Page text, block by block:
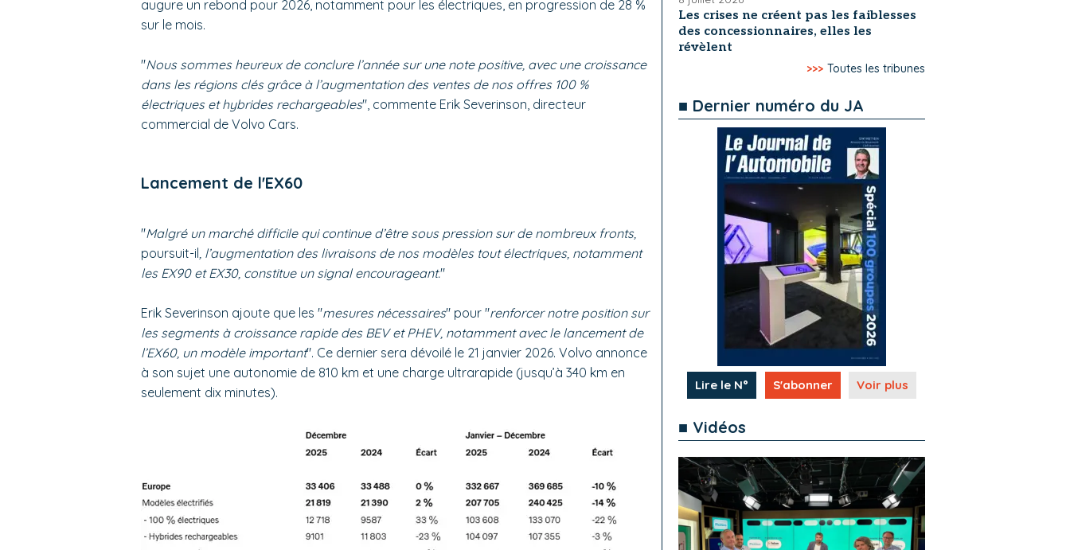
augure un rebond pour 2026, notamment pour les électriques, en progression de 28 %
sur le mois.
"Nous sommes heureux de conclure l’année sur une note positive, avec une croissance
dans les régions clés grâce à l’augmentation des ventes de nos offres 100 %
électriques et hybrides rechargeables", commente Erik Severinson, directeur
commercial de Volvo Cars.
Lancement de l'EX60
"Malgré un marché difficile qui continue d’être sous pression sur de nombreux fronts,
poursuit-il, l’augmentation des livraisons de nos modèles tout électriques, notamment
les EX90 et EX30, constitue un signal encourageant."
Erik Severinson ajoute que les "mesures nécessaires" pour "renforcer notre position sur
les segments à croissance rapide des BEV et PHEV, notamment avec le lancement de
l’EX60, un modèle important". Ce dernier sera dévoilé le 21 janvier 2026. Volvo annonce
à son sujet une autonomie de 810 km et une charge ultrarapide (jusqu’à 340 km en
seulement dix minutes).
Les crises ne créent pas les faiblesses
des concessionnaires, elles les
révèlent
>>> Toutes les tribunes
■ Dernier numéro du JA
Lire le N° S'abonner Voir plus
■ Vidéos